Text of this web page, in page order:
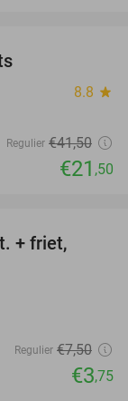
8.8 star
Regulier €41,50
€21 ,50
+ friet,
Regulier €7,50
€3,75